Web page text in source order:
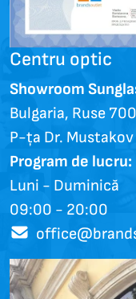
Centru optic
Showroom
Bulgaria, Ruse
P-ța Dr. Mustakov
Program de lucru:
Luni - Duminică
09:00 - 20:00